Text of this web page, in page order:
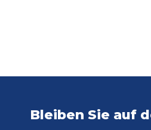
Bleiben Sie auf